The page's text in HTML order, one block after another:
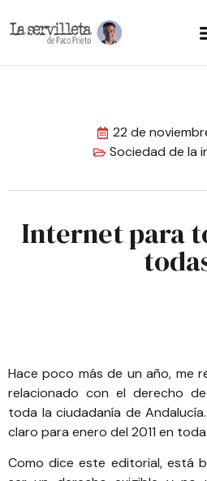
22 de
Sociedad de la
Internet para
Hace poco más de un año, me
relacionado con el derecho
toda la ciudadanía de Andalucía
claro para enero del 2011 en
Como diceeste editorial, está